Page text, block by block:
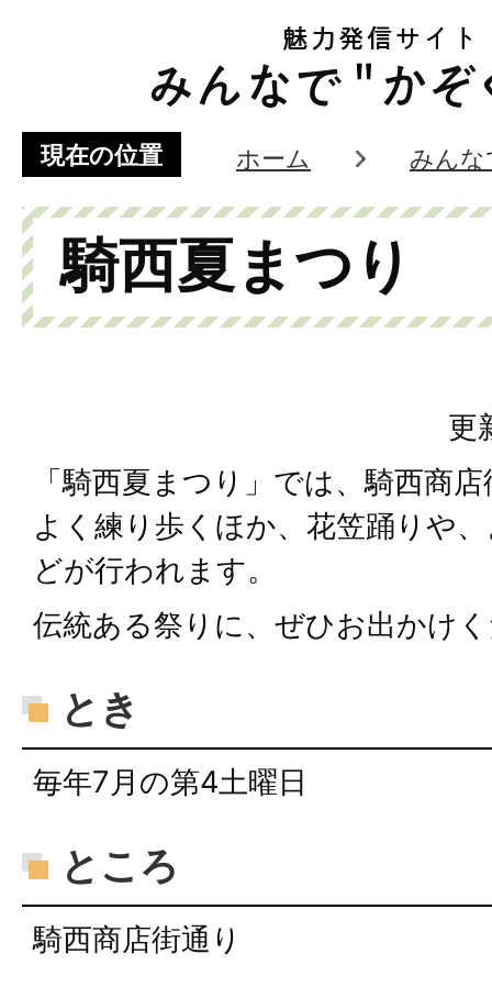
現在の位置 ホーム みんな
騎西夏まつり
更
「騎西夏まつり」では、騎西商
よく練り歩くほか、花笠踊りや
どが行われます。
伝統ある祭りに、ぜひお出かけ
とき
毎年7月の第4土曜日
ところ
騎西商店街通り